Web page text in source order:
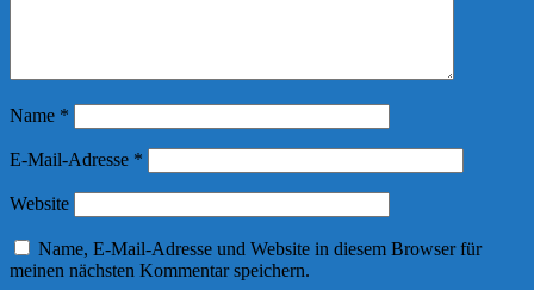
Name *
E-Mail-Adresse *
Website
Name, E-Mail-Adresse und Website in diesem Browser für
meinen nächsten Kommentar speichern.